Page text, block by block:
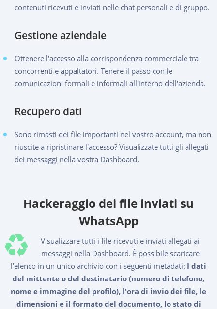
contenuti ricevuti e inviati nelle chat personali e di gruppo.
Gestione aziendale
Ottenere l'accesso alla corrispondenza commerciale tra
concorrenti e appaltatori. Tenere il passo con le
comunicazioni formali e informali all'interno dell'azienda.
Recupero dati
Sono rimasti dei file importanti nel vostro account, ma non
riuscite a ripristinare l'accesso? Visualizzate tutti gli allegati
dei messaggi nella vostra Dashboard.
Hackeraggio dei file inviati su
WhatsApp
Visualizzare tutti i file ricevuti e inviati allegati ai
messaggi nella Dashboard. È possibile scaricare
l'elenco in un unico archivio con i seguenti metadati: I dati
del mittente o del destinatario (numero di telefono,
nome e immagine del profilo), l'ora di invio dei file, le
dimensioni e il formato del documento, lo stato di